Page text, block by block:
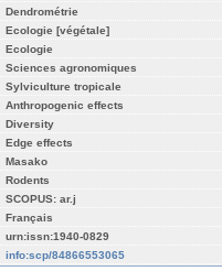
Dendrométrie
Ecologie [végétale]
Ecologie
Sciences agronomiques
Sylviculture tropicale
Anthropogenic effects
Diversity
Edge effects
Masako
Rodents
SCOPUS: ar.j
Français
urn:issn:1940-0829
info:scp/84866553065